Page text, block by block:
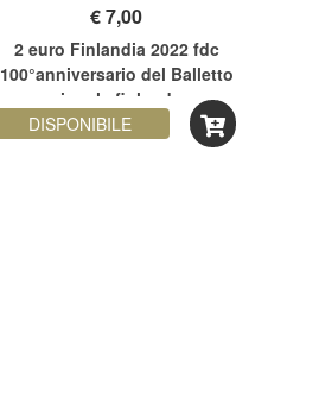
€7,00
2 euro Finlandia 2022 fdc
100°anniversario del Balletto
nazionale finlandese
DISPONIBILE